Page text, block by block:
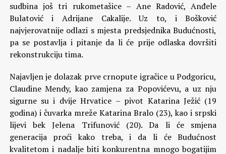
sudbina još tri rukometašice – Ane Radović, Anđele
Bulatović i Adrijane Cakalije. Uz to, i Bošković
najvjerovatnije odlazi s mjesta predsjednika Budućnosti,
pa se postavlja i pitanje da li će prije odlaska dovršiti
rekonstrukciju tima.
Najavljen je dolazak prve crnopute igračice u Podgoricu,
Claudine Mendy, kao zamjena za Popovićevu, a uz nju
sigurne su i dvije Hrvatice – pivot Katarina Ježić (19
godina) i čuvarka mreže Katarina Bralo (23), kao i srpski
lijevi bek Jelena Trifunović (20). Da li će smjena
generacija proći kako treba, i da li će Budućnost
kvalitetom i nadalje biti konkurentna mnogo bogatijim